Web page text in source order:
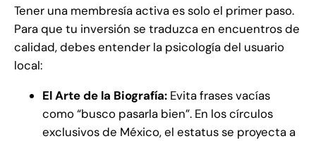
Tener una membresía activa es solo el primer paso.
Para que tu inversión se traduzca en encuentros de
calidad, debes entender la psicología del usuario
local:
El Arte de la Biografía: Evita frases vacías
como “busco pasarla bien”. En los círculos
exclusivos de México, el estatus se proyecta a